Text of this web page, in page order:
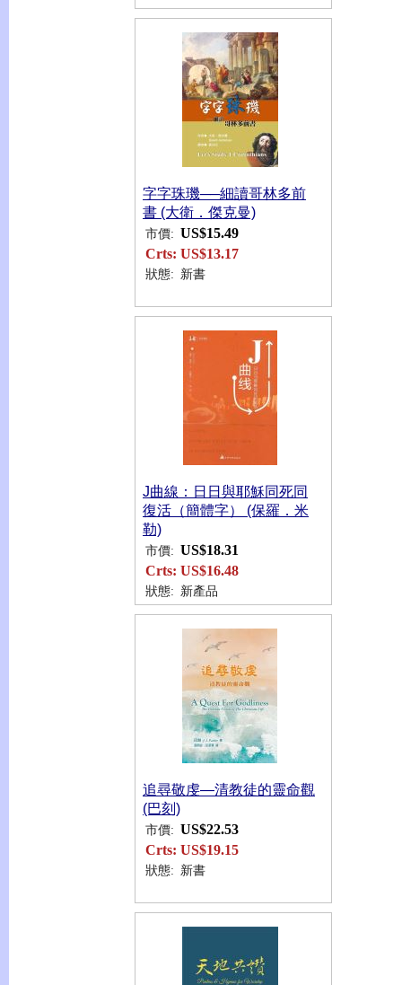
字字珠璣──細讀哥林多前
書 (大衛．傑克曼)
市價: US$15.49
Crts: US$13.17
狀態: 新書
J曲線：日日與耶穌同死同
復活（簡體字） (保羅．米
勒)
市價: US$18.31
Crts: US$16.48
狀態: 新產品
追尋敬虔―清教徒的靈命觀
(巴刻)
市價: US$22.53
Crts: US$19.15
狀態: 新書